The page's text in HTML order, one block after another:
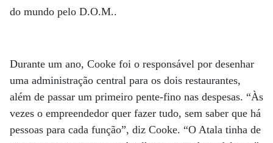
do mundo pelo D.O.M..
Durante um ano, Cooke foi o responsável por desenhar
uma administração central para os dois restaurantes,
além de passar um primeiro pente-fino nas despesas. “Às
vezes o empreendedor quer fazer tudo, sem saber que há
pessoas para cada função”, diz Cooke. “O Atala tinha de